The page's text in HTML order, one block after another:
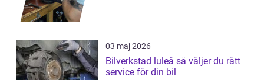
03 maj 2026
Bilverkstad luleå så väljer du rätt
service för din bil